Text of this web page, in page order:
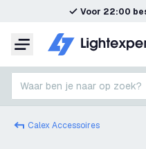
Voor 22:00
Menu
Waar ben je naar op zoek?
Calex Accessoires